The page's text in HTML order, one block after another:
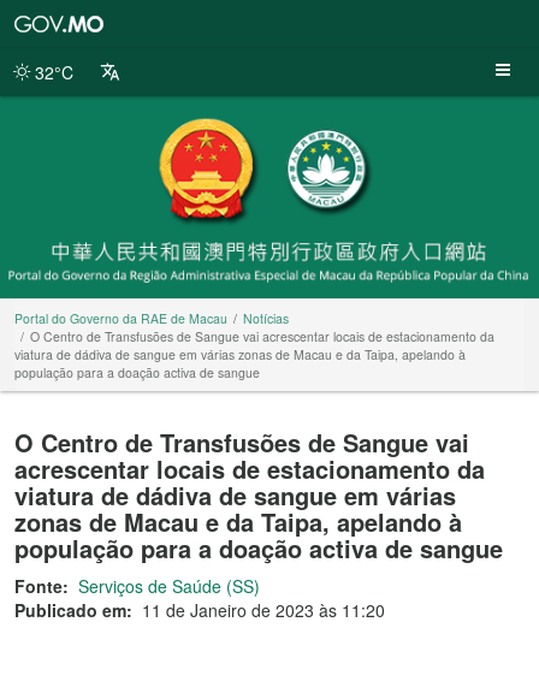
da
32°C
Portal do Governo da RAE de Macau
Notícias
O Centro de Transfusões de Sangue vai acrescentar locais de estacionamento da
viatura de dádiva de sangue em várias zonas de Macau e da Taipa, apelando à
população para a doação activa de sangue
O Centro de Transfusões de Sangue vai
acrescentar locais de estacionamento da
viatura de dádiva de sangue em várias
zonas de Macau e da Taipa, apelando à
população para a doação activa de sangue
Fonte: Serviços de Saúde (SS)
Publicado em: 11 de Janeiro de 2023 às 11:20